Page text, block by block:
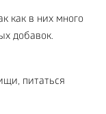
как в них много
добавок.
питаться